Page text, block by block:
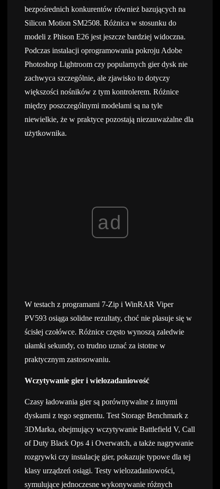
bezpośrednich konkurentów również bazujących na
Silicon Motion SM2508. Różnica w stosunku do
modeli z Phison E26 jest jeszcze bardziej widoczna.
Podczas instalacji oprogramowania pokroju Adobe
Photoshop Lightroom czy popularnych gier dysk nie
zachwyca szczególnie, ale zjawisko to dotyczy
większości nośników z tym kontrolerem. Różnice
między poszczególnymi modelami są na tyle
niewielkie, że w praktyce pozostają niezauważalne dla
użytkownika.
ad
W testach z programami 7-Zip i WinRAR Viper
PV593 osiąga solidne rezultaty, choć nie plasuje się w
ścisłej czołówce. Różnice często wynoszą zaledwie
ułamki sekundy, co trudno uznać za istotne w
praktycznym zastosowaniu.
Wczytywanie gier i wielozadaniowość
Czasy ładowania gier są porównywalne z innymi
dyskami z tego segmentu. Test Storage Benchmark z
3DMarka, obejmujący wczytywanie Battlefield V, Call
of Duty Black Ops 4 i Overwatch, a także nagrywanie
rozgrywki czy instalację gier, pokazuje typowe dla tej
klasy urządzeń osiągi. Testy wielozadaniowości,
symulujące jednoczesne wykonywanie różnych